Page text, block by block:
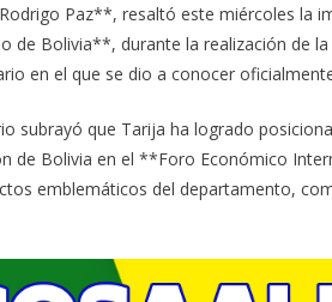
Paz**, resaltó este miércoles la
de Bolivia**, durante la realización de
en el que se dio a conocer
subrayó que Tarija ha logrado
de Bolivia en el **Foro Económico
emblemáticos del departamento,